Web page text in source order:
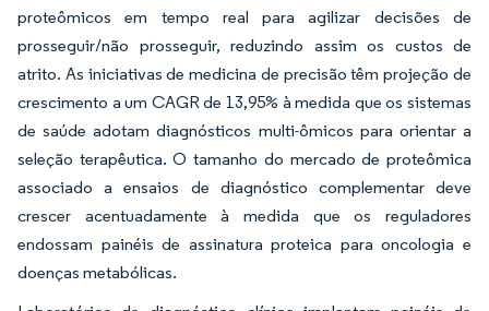
proteômicos em tempo real para agilizar decisões de
prosseguir/não prosseguir, reduzindo assim os custos de
atrito. As iniciativas de medicina de precisão têm projeção de
crescimento a um CAGR de 13,95% à medida que os sistemas
de saúde adotam diagnósticos multi-ômicos para orientar a
seleção terapêutica. O tamanho do mercado de proteômica
associado a ensaios de diagnóstico complementar deve
crescer acentuadamente à medida que os reguladores
endossam painéis de assinatura proteica para oncologia e
doenças metabólicas.